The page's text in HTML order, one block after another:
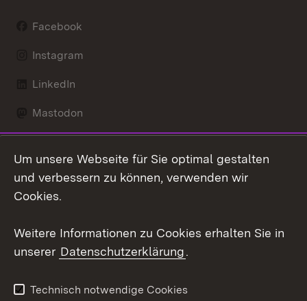
Facebook
Instagram
LinkedIn
Mastodon
X / Twitter
Youtube
Kontakt
Datenschutz
Barrierefreiheit
Um unsere Webseite für Sie optimal gestalten
und verbessern zu können, verwenden wir
Cookies.
Weitere Informationen zu Cookies erhalten Sie in
unserer Datenschutzerklärung.
Technisch notwendige Cookies